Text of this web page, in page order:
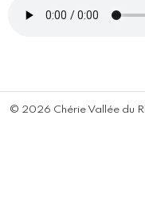
© 2026 Chérie Vallée du